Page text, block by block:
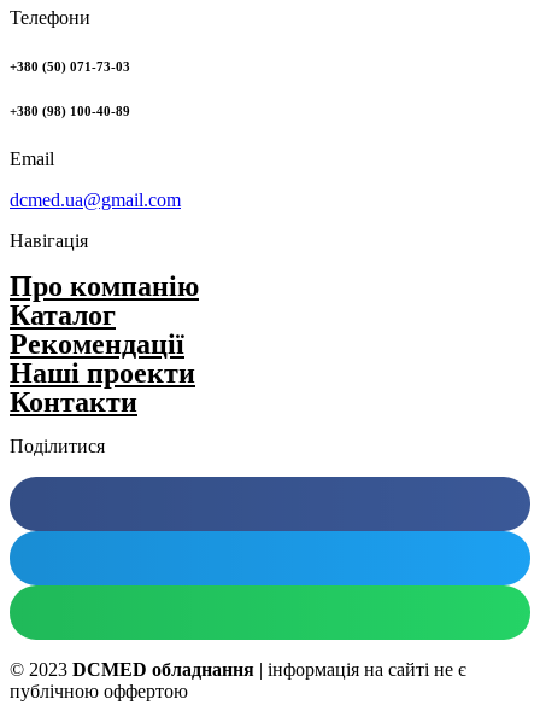
Телефони
+380 (50) 071-73-03
+380 (98) 100-40-89
Email
dcmed.ua@gmail.com
Навігація
Про компанію
Каталог
Рекомендації
Нашi проекти
Контакти
Поділитися
© 2023 DCMED обладнання | інформація на сайті не є
публічною оффертою